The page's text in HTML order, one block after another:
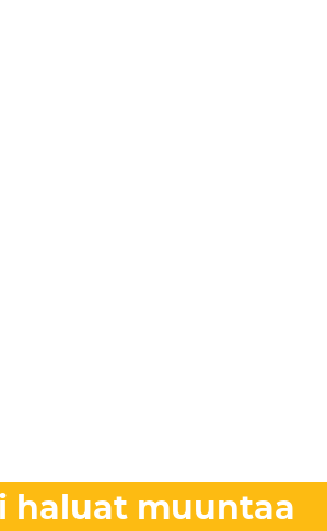
haluat muuntaa